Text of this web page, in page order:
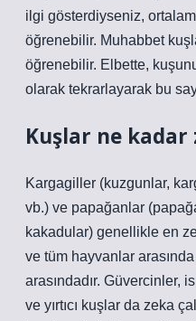
ilgi gösterdiyseniz,
öğrenebilir. Muhabbet
öğrenebilir. Elbette,
olarak tekrarlayarak bu
Kuşlar ne kadar
Kargagiller (kuzgunlar,
vb.) ve papağanlar
kakadular) genellikle en
ve tüm hayvanlar
arasındadır. Güvercinler,
ve yırtıcı kuşlar da zeka